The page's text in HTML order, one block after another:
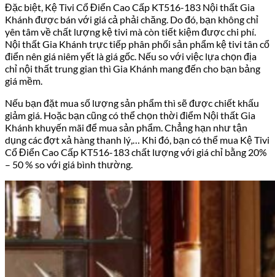
Đặc biệt, Kệ Tivi Cổ Điển Cao Cấp KT516-183 Nội thất Gia
Khánh được bán với giá cả phải chăng. Do đó, bạn không chỉ
yên tâm về chất lượng kệ tivi mà còn tiết kiệm được chi phí.
Nội thất Gia Khánh trực tiếp phân phối sản phẩm kệ tivi tân cổ
điển nên giá niêm yết là giá gốc. Nếu so với việc lựa chọn địa
chỉ nội thất trung gian thì Gia Khánh mang đến cho bạn bảng
giá mềm.
Nếu bạn đặt mua số lượng sản phẩm thì sẽ được chiết khấu
giảm giá. Hoặc bạn cũng có thể chọn thời điểm Nội thất Gia
Khánh khuyến mãi để mua sản phẩm. Chẳng hạn như tận
dụng các đợt xả hàng thanh lý,… Khi đó, bạn có thể mua Kệ Tivi
Cổ Điển Cao Cấp KT516-183chất lượng với giá chỉ bằng 20%
– 50 % so với giá bình thường.